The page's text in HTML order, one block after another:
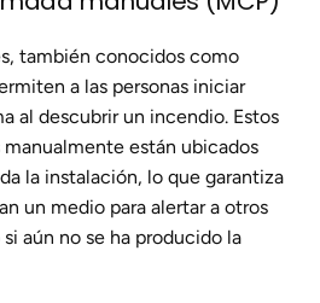
también conocidos como
a las personas iniciar
al descubrir un incendio. Estos
están ubicados
la instalación, lo que garantiza
un medio para alertar a otros
aún no se ha producido la